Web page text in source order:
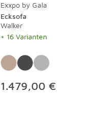
Exxpo by Gala
Ecksofa
Walker
+ 16 Varianten
1.479,00 €